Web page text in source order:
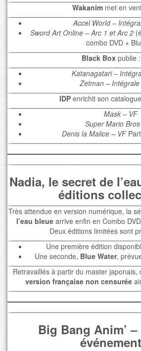
Wakanimmet en
Accel World –
Sword Art Online – Arc 1 et Arc 2
combo DVD +
Black Boxpublie :
Katanagatari –
Zetman – Intégrale
IDP enrichit son
Mask – VF
Super Mario
Denis la Malice – VF
Nadia, le secret de
éditions
Très attendue en version numérique, la
l’eau bleuearrive enfin en Combo
Deux éditions limitées sont
Une première édition
Une seconde, Blue Water,
Retravaillés à partir du master japonais,
version française non censurée
Big Bang Anim’
événement